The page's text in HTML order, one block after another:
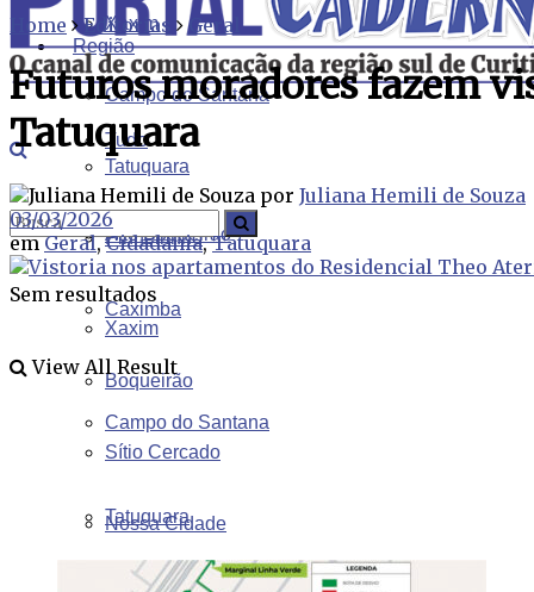
Xaxim
Campo do Santana
Tatuquara
Pinheirinho
Caximba
Boqueirão
Sítio Cercado
Nossa Cidade
Região
Tudo
Alto Boqueirão
Xaxim
Campo do Santana
Tatuquara
Sem resultados
View All Result
Home Editorias Geral
Futuros moradores fazem
Tatuquara
por Juliana Hemili de Souza
03/03/2026
em Geral,Cidadania,Tatuquara